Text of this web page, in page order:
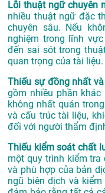
Lỗi thuật ngữ chuyên
nhiều thuật ngữ đặc
chuyên sâu. Nếu
nghiệm trong lĩnh
đến sai sót trong
quan trọng của tài liệu.
Thiếu sự đồng nhất
gồm nhiều phần
không nhất quán
và cấu trúc tài liệu,
đối với người thẩm
Thiếu kiểm soát chất
một quy trình kiểm
và phù hợp của bản
ngũ biên dịch và